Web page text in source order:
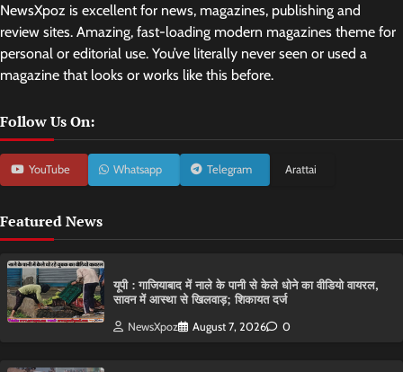
NewsXpoz is excellent for news, magazines, publishing and
review sites. Amazing, fast-loading modern magazines theme for
personal or editorial use. You’ve literally never seen or used a
magazine that looks or works like this before.
Follow Us On:
YouTube Whatsapp Telegram Arattai
Featured News
यूपी : गाजियाबाद में नाले के पानी से केले धोने का वीडियो वायरल,
सावन में आस्था से खिलवाड़; शिकायत दर्ज
NewsXpoz August 7, 2026 0